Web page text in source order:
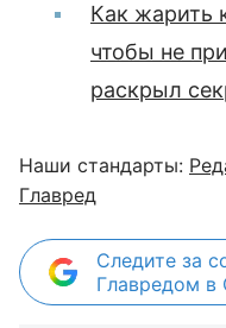
Как жарить
чтобы не
раскрыл
Наши стандарты:
Главред
Следите за
Главредом в